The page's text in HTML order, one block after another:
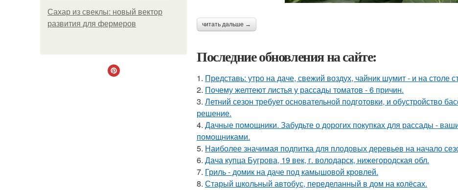
Сахар из свеклы: новый вектор
развития для фермеров
читать дальше →
Последние обновления на сайте:
1. Представь: утро на даче, свежий воздух, чайник шумит - и на столе
2. Почему желтеют листья у рассады томатов - 6 причин.
3. Летний сезон требует основательной подготовки, и обустройство
решение.
4. Дачные помощники. Забудьте о дорогих покупках для рассады -
помощниками.
5. Наиболее значимая подпитка для плодовых деревьев на начало
6. Дача купца Бугрова, 19 век, г. володарск, нижегородская обл.
7. Гриль - домик на даче под камышовой кровлей.
8. Старый школьный автобус, переделанный в дом на колёсах.